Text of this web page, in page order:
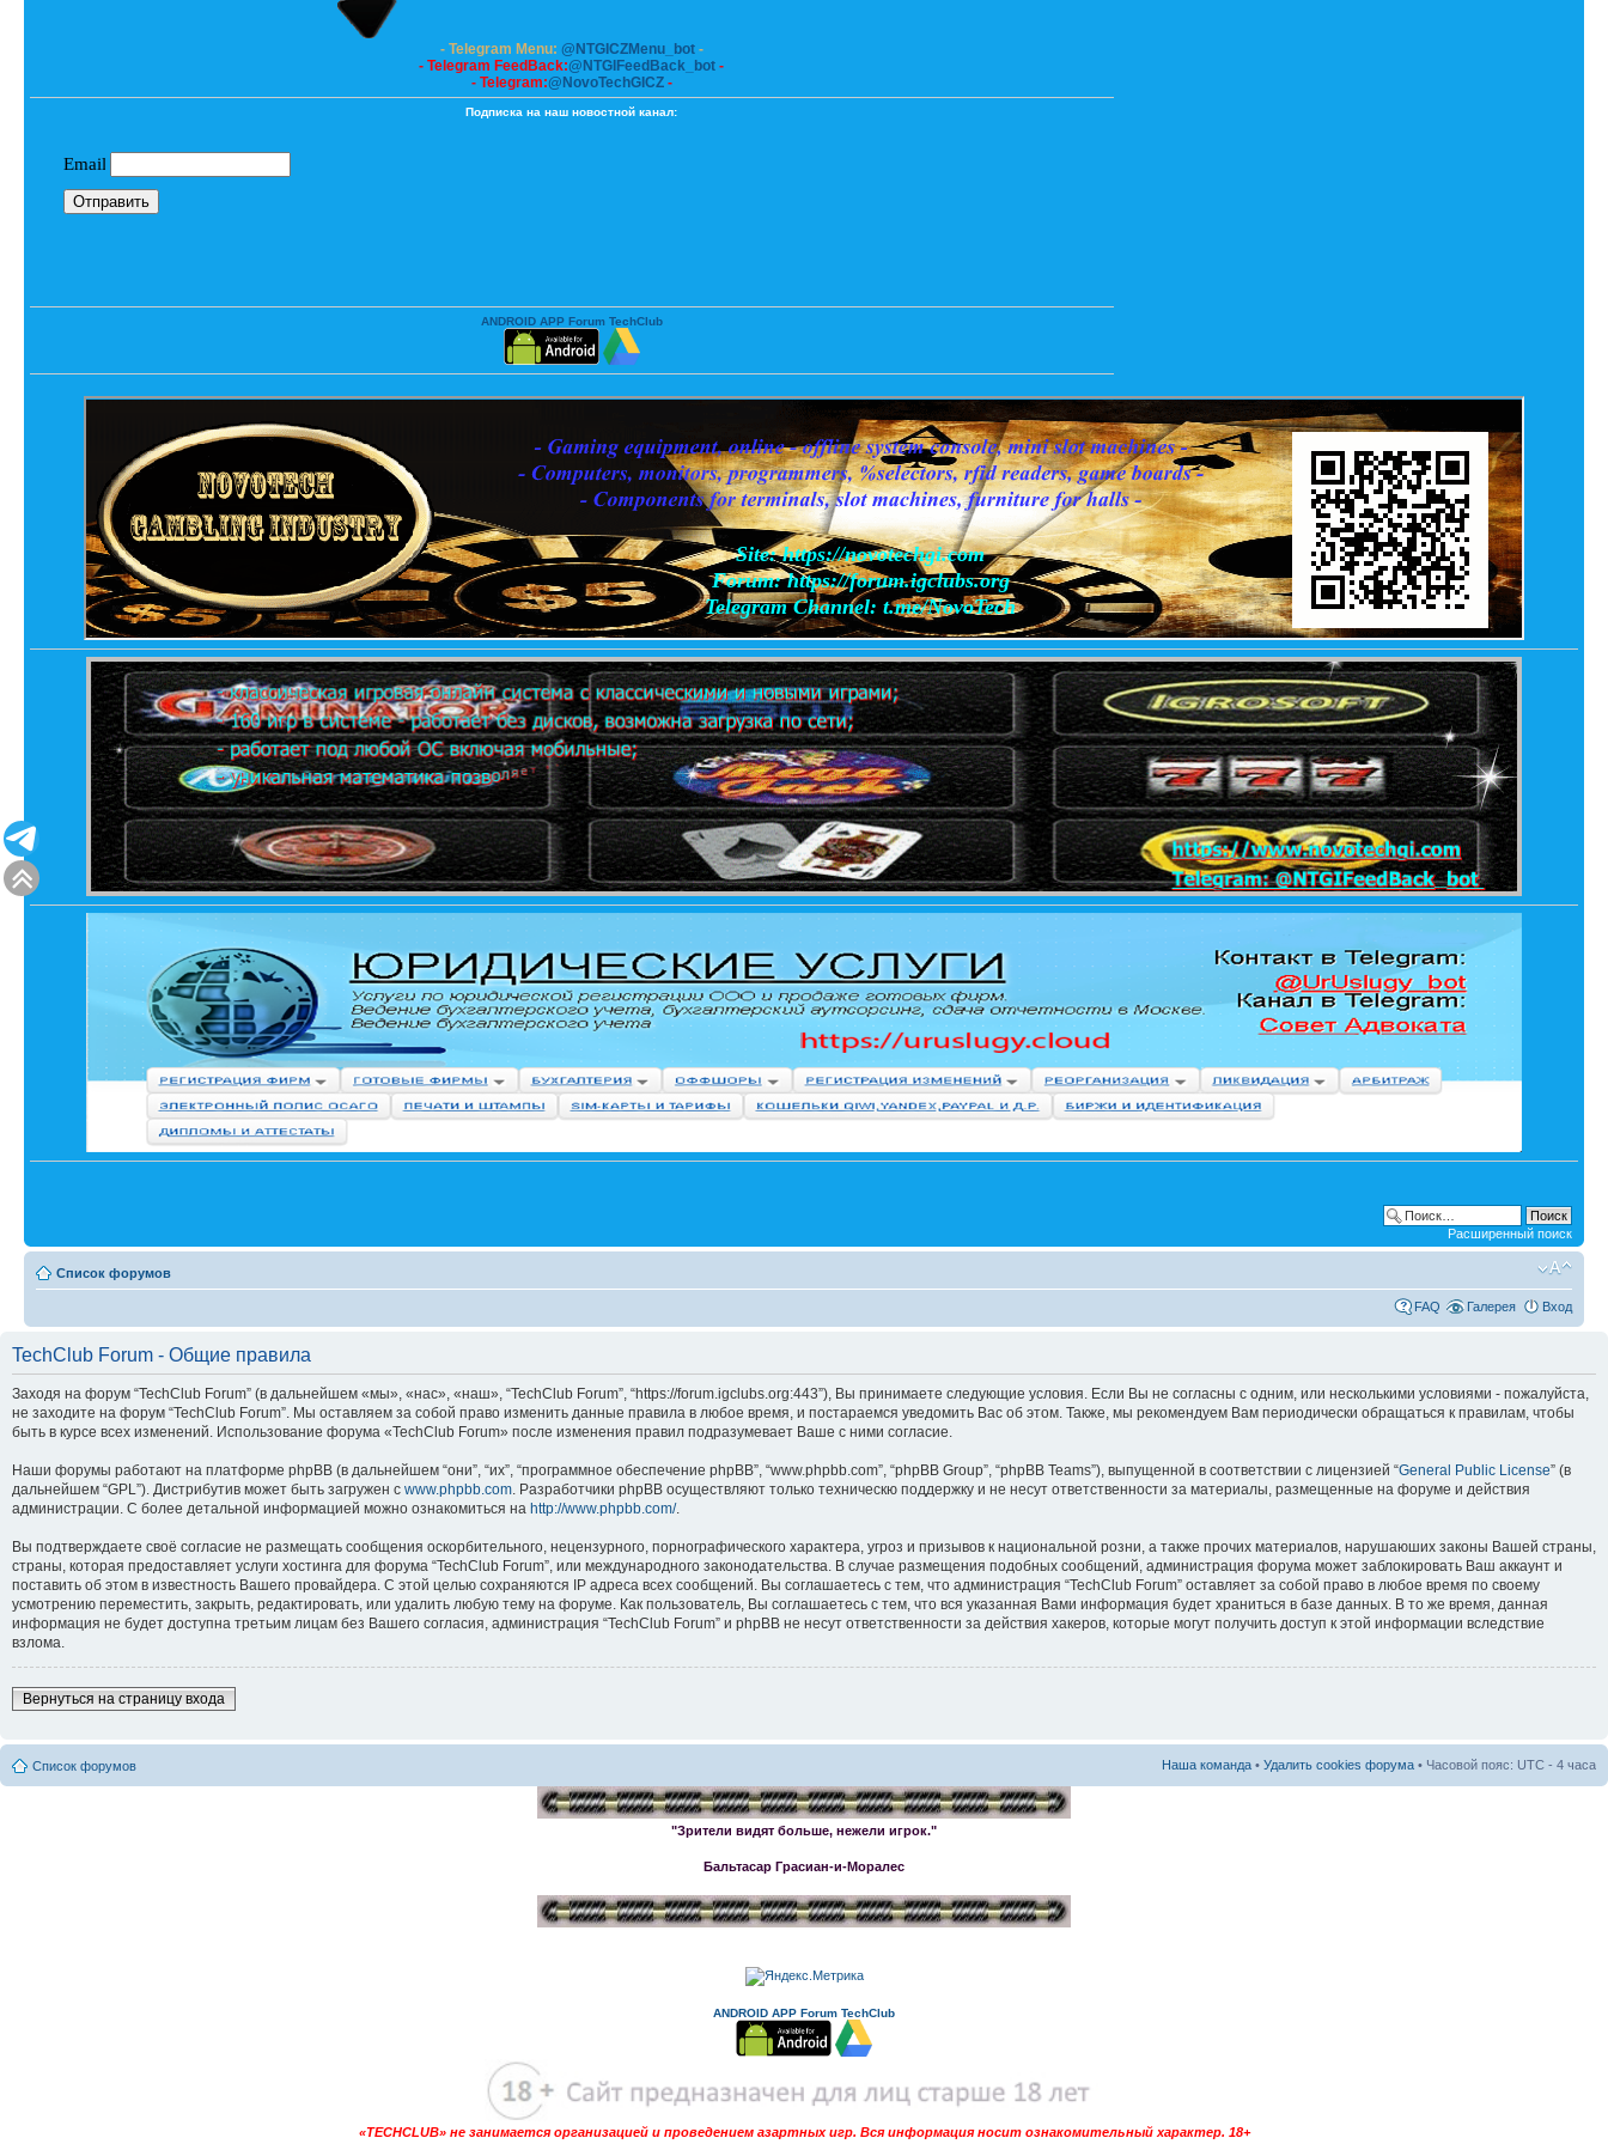
- Telegram Menu: @NTGICZMenu_bot-
- Telegram FeedBack:@NTGIFeedBack_bot -
- Telegram:@NovoTechGICZ-
Подписка на наш новостной канал:
ANDROID APP Forum TechClub
Расширенный поиск
Список форумов
FAQ Галерея Вход
TechClub Forum - Общие правила
Заходя на форум “TechClub Forum” (в дальнейшем «мы», «нас», «наш», “TechClub Forum”, “https://forum.igclubs.org:443”), Вы принимаете следующие условия. Если Вы не согласны с одним, или несколькими условиями - пожалуйста,
не заходите на форум “TechClub Forum”. Мы оставляем за собой право изменить данные правила в любое время, и постараемся уведомить Вас об этом. Также, мы рекомендуем Вам периодически обращаться к правилам, чтобы
быть в курсе всех изменений. Использование форума «TechClub Forum» после изменения правил подразумевает Ваше с ними согласие.
Наши форумы работают на платформе phpBB (в дальнейшем “они”, “их”, “программное обеспечение phpBB”, “www.phpbb.com”, “phpBB Group”, “phpBB Teams”), выпущенной в соответствии с лицензией “General Public License” (в
дальнейшем “GPL”). Дистрибутив может быть загружен с www.phpbb.com . Разработчики phpBB осуществляют только техническю поддержку и не несут ответственности за материалы, размещенные на форуме и действия
администрации. С более детальной информацией можно ознакомиться на http://www.phpbb.com/.
Вы подтверждаете своё согласие не размещать сообщения оскорбительного, нецензурного, порнографического характера, угроз и призывов к национальной розни, а также прочих материалов, нарушаюших законы Вашей страны,
страны, которая предоставляет услуги хостинга для форума “TechClub Forum”, или международного законодательства. В случае размещения подобных сообщений, администрация форума может заблокировать Ваш аккаунт и
поставить об этом в известность Вашего провайдера. С этой целью сохраняются IP адреса всех сообщений. Вы соглашаетесь с тем, что администрация “TechClub Forum” оставляет за собой право в любое время по своему
усмотрению переместить, закрыть, редактировать, или удалить любую тему на форуме. Как пользователь, Вы соглашаетесь с тем, что вся указанная Вами информация будет храниться в базе данных. В то же время, данная
информация не будет доступна третьим лицам без Вашего согласия, администрация “TechClub Forum” и phpBB не несут ответственности за действия хакеров, которые могут получить доступ к этой информации вследствие
взлома.
Вернуться на страницу входа
Список форумов Наша команда • Удалить cookies форума • Часовой пояс: UTC - 4 часа
"Зрители видят больше, нежели игрок."
Бальтасар Грасиан-и-Моралес
ANDROID APP Forum TechClub
«TECHCLUB» не занимается организацией и проведением азартных игр. Вся информация носит ознакомительный характер. 18+